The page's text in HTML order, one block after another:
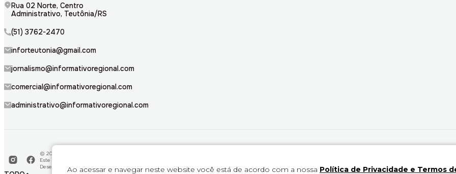
Ao acessar e navegar neste website você está de acordo com a nossa Política de Privacidade e Termos
Rua 02 Norte, Centro
Administrativo, Teutônia/RS
(51) 3762-2470
inforteutonia@gmail.com
jornalismo@informativoregional.com
comercial@informativoregional.com
administrativo@informativoregional.com
© 2026. Todos direitos reservados a Informativo Regional.
Este material não pode ser publicado, transmitido por broadcast, reescrito ou redistribuído sem autorização.
Desenvolvido por